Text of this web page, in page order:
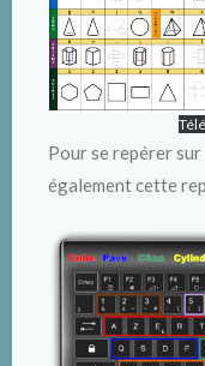
Pour se repérer
également cette